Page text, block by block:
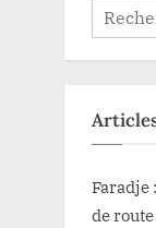
Faradje
de